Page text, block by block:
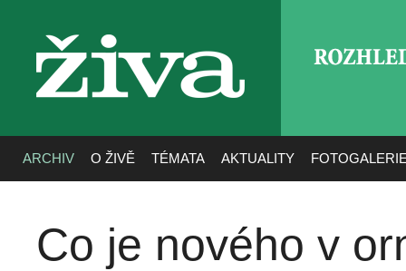
živa
ARCHIV O ŽIVĚ TÉMATA AKTUALITY
Co je nového v